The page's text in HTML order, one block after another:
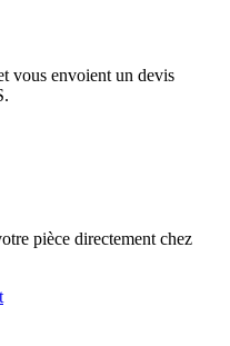
vous envoient un devis
pièce directement chez